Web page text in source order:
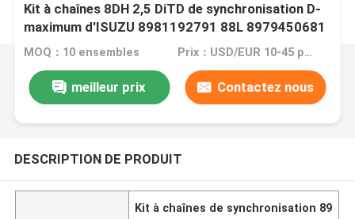
Kit à chaînes 8DH 2,5 DiTD de synchronisation D-
maximum d'ISUZU 8981192791 88L 8979450681
MOQ：10 ensembles Prix：USD/EUR 10-45 per set
meilleur prix Contactez nous
DESCRIPTION DE PRODUIT
Kit à chaînes de synchronisation 89